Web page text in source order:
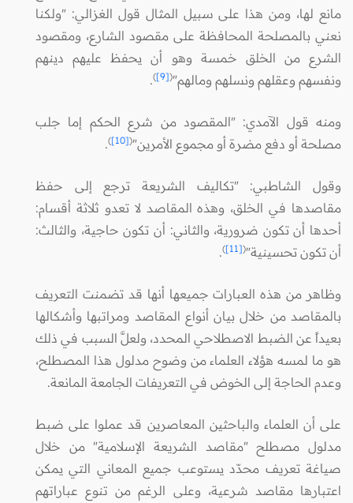
مانع لها، ومن هذا على سبيل المثال قول الغزالي: "ولكنا
نعني بالمصلحة المحافظة على مقصود الشارع، ومقصود
الشرع من الخلق خمسة وهو أن يحفظ عليهم دينهم
ونفسهم وعقلهم ونسلهم ومالهم"(
[9]
)
.
ومنه قول الآمدي: "المقصود من شرع الحكم إما جلب
مصلحة أو دفع مضرة أو مجموع الأمرين"(
[10]
)
.
وقول الشاطبي: "تكاليف الشريعة ترجع إلى حفظ
مقاصدها في الخلق، وهذه المقاصد لا تعدو ثلاثة أقسام:
أحدها أن تكون ضرورية، والثاني: أن تكون حاجية، والثالث:
أن تكون تحسينية"(
[11]
)
.
وظاهر من هذه العبارات جميعها أنها قد تضمنت التعريف
بالمقاصد من خلال بيان أنواع المقاصد ومراتبها وأشكالها
بعيداً عن الضبط الاصطلاحي المحدد، ولعلَّ السبب في ذلك
هو ما لمسه هؤلاء العلماء من وضوح مدلول هذا المصطلح،
وعدم الحاجة إلى الخوض في التعريفات الجامعة المانعة.
على أن العلماء والباحثين المعاصرين قد عملوا على ضبط
مدلول مصطلح "مقاصد الشريعة الإسلامية" من خلال
صياغة تعريف محدّد يستوعب جميع المعاني التي يمكن
اعتبارها مقاصد شرعية، وعلى الرغم من تنوع عباراتهم